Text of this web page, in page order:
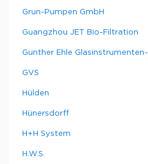
Grun-Pumpen GmbH
Guangzhou JET Bio-Filtration
Gunther Ehle Glasinstrumenten-
GVS
Hülden
Hünersdorff
H+H System
H.W.S.